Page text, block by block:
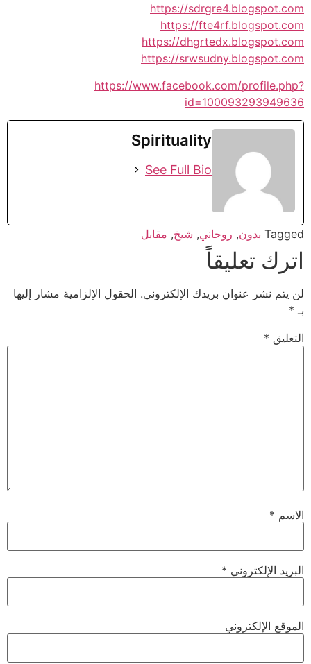
https://sdrgre4.blogspot.com
https://fte4rf.blogspot.com
https://dhgrtedx.blogspot.com
https://srwsudny.blogspot.com
https://www.facebook.com/profile.php?
id=100093293949636
Spirituality
See Full Bio
Tagged بدون, روحاني, شيخ, مقابل
اترك تعليقاً
لن يتم نشر عنوان بريدك الإلكتروني. الحقول الإلزامية مشار إليها
بـ *
التعليق *
الاسم *
البريد الإلكتروني *
الموقع الإلكتروني